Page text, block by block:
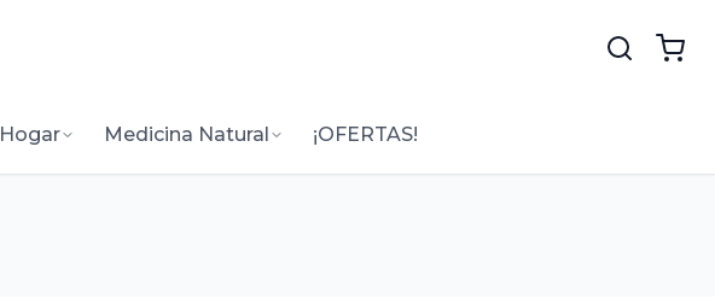
Hogar Medicina Natural ¡OFERTAS!